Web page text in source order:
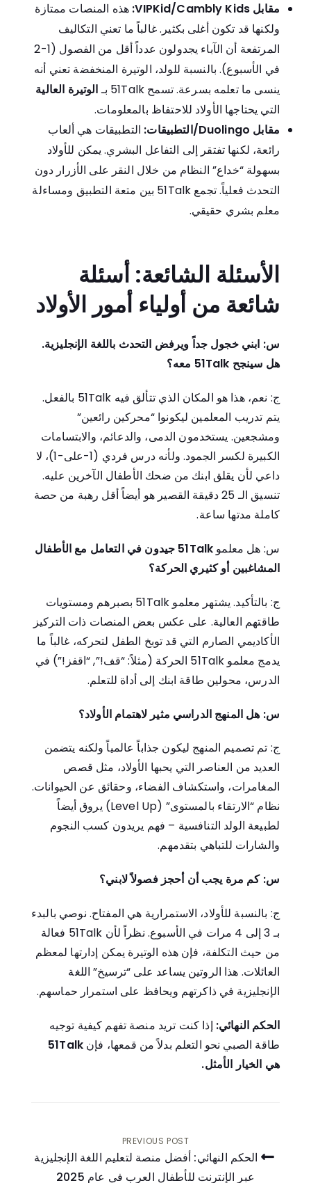
مقابل VIPKid/Cambly Kids:
هذه المنصات ممتازة
ولكنها قد تكون أغلى بكثير. غالباً ما تعني التكاليف
المرتفعة أن الآباء يجدولون عدداً أقل من الفصول (1-2
في الأسبوع). بالنسبة للولد، الوتيرة المنخفضة تعني أنه
ينسى ما تعلمه بسرعة. تسمح 51Talk بـ
الوتيرة العالية
التي يحتاجها الأولاد للاحتفاظ بالمعلومات.
مقابل Duolingo/التطبيقات:
التطبيقات هي ألعاب
رائعة، لكنها تفتقر إلى التفاعل البشري. يمكن للأولاد
بسهولة “خداع” النظام من خلال النقر على الأزرار دون
التحدث فعلياً. تجمع 51Talk بين متعة التطبيق ومساءلة
معلم بشري حقيقي.
الأسئلة الشائعة: أسئلة
شائعة من أولياء أمور الأولاد
س: ابني خجول جداً ويرفض التحدث باللغة الإنجليزية.
هل سينجح 51Talk معه؟
ج: نعم، هذا هو المكان الذي تتألق فيه 51Talk بالفعل.
يتم تدريب المعلمين ليكونوا “محركين رائعين”
ومشجعين. يستخدمون الدمى، والدعائم، والابتسامات
الكبيرة لكسر الجمود. ولأنه درس فردي (1-على-1)، لا
داعي لأن يقلق ابنك من ضحك الأطفال الآخرين عليه.
تنسيق الـ 25 دقيقة القصير هو أيضاً أقل رهبة من حصة
كاملة مدتها ساعة.
س: هل معلمو
51Talk جيدون في التعامل مع الأطفال
المشاغبين أو كثيري الحركة؟
ج: بالتأكيد. يشتهر معلمو 51Talk بصبرهم ومستويات
طاقتهم العالية. على عكس بعض المنصات ذات التركيز
الأكاديمي الصارم التي قد توبخ الطفل لتحركه، غالباً ما
يدمج معلمو 51Talk الحركة (مثلاً: “قف!”, “اقفز!”) في
الدرس، محولين طاقة ابنك إلى أداة للتعلم.
س: هل المنهج الدراسي مثير لاهتمام الأولاد؟
ج: تم تصميم المنهج ليكون جذاباً عالمياً ولكنه يتضمن
العديد من العناصر التي يحبها الأولاد، مثل قصص
المغامرات، واستكشاف الفضاء، وحقائق عن الحيوانات.
نظام “الارتقاء بالمستوى” (Level Up) يروق أيضاً
لطبيعة الولد التنافسية – فهم يريدون كسب النجوم
والشارات للتباهي بتقدمهم.
س: كم مرة يجب أن أحجز فصولاً لابني؟
ج: بالنسبة للأولاد، الاستمرارية هي المفتاح. نوصي بالبدء
بـ 3 إلى 4 مرات في الأسبوع. نظراً لأن 51Talk فعالة
من حيث التكلفة، فإن هذه الوتيرة يمكن إدارتها لمعظم
العائلات. هذا الروتين يساعد على “ترسيخ” اللغة
الإنجليزية في ذاكرتهم ويحافظ على استمرار حماسهم.
الحكم النهائي: إذا كنت تريد منصة تفهم كيفية توجيه
طاقة الصبي نحو التعلم بدلاً من قمعها، فإن 51Talk
هي الخيار الأمثل.
PREVIOUS POST
الحكم النهائي: أفضل منصة لتعليم اللغة الإنجليزية
عبر الإنترنت للأطفال العرب في عام 2025